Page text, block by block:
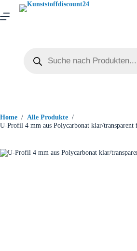
Home / Alle Produkte /
U-Profil 4 mm aus Polycarbonat klar/transparent